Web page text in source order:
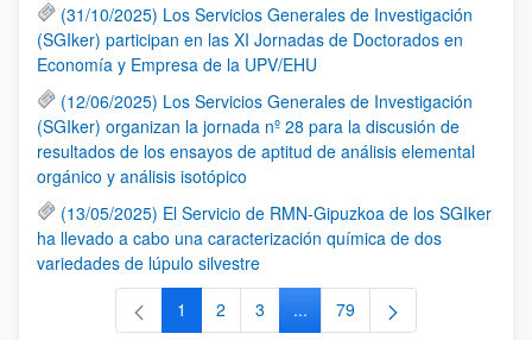
(31/10/2025) Los Servicios Generales de Investigación
(SGIker) participan en las XI Jornadas de Doctorados en
Economía y Empresa de la UPV/EHU
(12/06/2025) Los Servicios Generales de Investigación
(SGIker) organizan la jornada nº 28 para la discusión de
resultados de los ensayos de aptitud de análisis elemental
orgánico y análisis isotópico
(13/05/2025) El Servicio de RMN-Gipuzkoa de los SGIker
ha llevado a cabo una caracterización química de dos
variedades de lúpulo silvestre
Página
1 Página
2 Página
3 ...Páginas intermedias Use TAB
Página
79